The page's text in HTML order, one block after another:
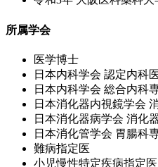
所属学会
医学博士
日本内科学会 認定内科
日本内科学会 総合内科
日本消化器内視鏡学会
日本消化器病学会 消化
日本消化管学会 胃腸科
難病指定医
小児慢性特定疾病指定医